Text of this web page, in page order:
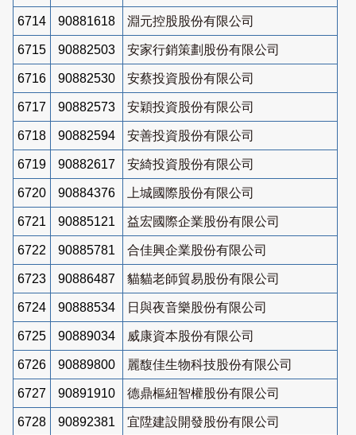
6714 90881618 淵元控股股份有限公司
6715 90882503 安家行銷策劃股份有限公司
6716 90882530 安蔡投資股份有限公司
6717 90882573 安穎投資股份有限公司
6718 90882594 安善投資股份有限公司
6719 90882617 安綺投資股份有限公司
6720 90884376 上城國際股份有限公司
6721 90885121 益宏國際企業股份有限公司
6722 90885781 合佳興企業股份有限公司
6723 90886487 貓貓老師貿易股份有限公司
6724 90888534 日與夜音樂股份有限公司
6725 90889034 威康資本股份有限公司
6726 90889800 麗馥佳生物科技股份有限公司
6727 90891910 德鼎樞紐智權股份有限公司
6728 90892381 宜陞建設開發股份有限公司